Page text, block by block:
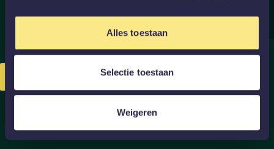
Alles toestaan
Selectie toestaan
Weigeren
Bekijk alle binnenkijkers